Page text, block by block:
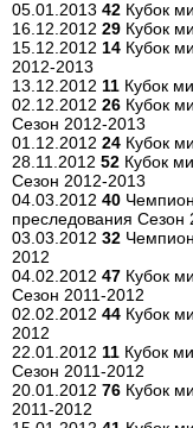
05.01.2013 42 Кубок
16.12.2012 29 Кубок
15.12.2012 14 Кубок
2012-2013
13.12.2012 11 Кубок
02.12.2012 26 Кубок
Сезон 2012-2013
01.12.2012 24 Кубок
28.11.2012 52 Кубок
Сезон 2012-2013
04.03.2012 40
преследования Сезон
03.03.2012 32
2012
04.02.2012 47 Кубок
Сезон 2011-2012
02.02.2012 44 Кубок
2012
22.01.2012 11 Кубок
Сезон 2011-2012
20.01.2012 76 Кубок
2011-2012